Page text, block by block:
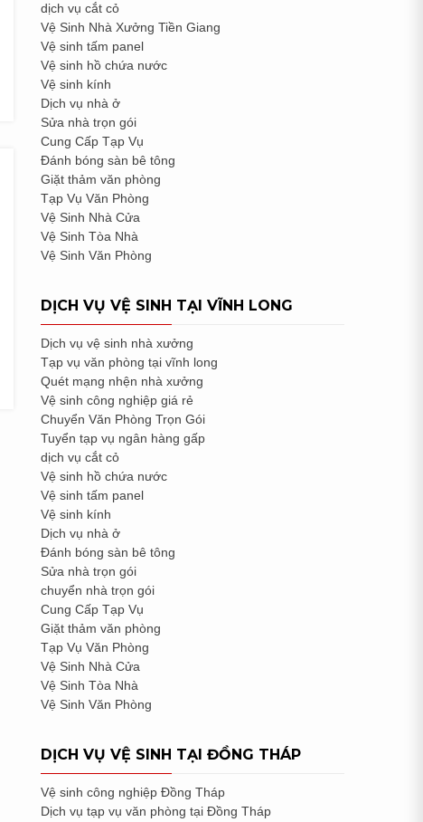
dịch vụ cắt cỏ
Vệ Sinh Nhà Xưởng Tiền Giang
Vệ sinh tấm panel
Vệ sinh hồ chứa nước
Vệ sinh kính
Dịch vụ nhà ở
Sửa nhà trọn gói
Cung Cấp Tạp Vụ
Đánh bóng sàn bê tông
Giặt thảm văn phòng
Tạp Vụ Văn Phòng
Vệ Sinh Nhà Cửa
Vệ Sinh Tòa Nhà
Vệ Sinh Văn Phòng
DỊCH VỤ VỆ SINH TẠI VĨNH LONG
Dịch vụ vệ sinh nhà xưởng
Tạp vụ văn phòng tại vĩnh long
Quét mạng nhện nhà xưởng
Vệ sinh công nghiệp giá rẻ
Chuyển Văn Phòng Trọn Gói
Tuyển tạp vụ ngân hàng gấp
dịch vụ cắt cỏ
Vệ sinh hồ chứa nước
Vệ sinh tấm panel
Vệ sinh kính
Dịch vụ nhà ở
Đánh bóng sàn bê tông
Sửa nhà trọn gói
chuyển nhà trọn gói
Cung Cấp Tạp Vụ
Giặt thảm văn phòng
Tạp Vụ Văn Phòng
Vệ Sinh Nhà Cửa
Vệ Sinh Tòa Nhà
Vệ Sinh Văn Phòng
DỊCH VỤ VỆ SINH TẠI ĐỒNG THÁP
Vệ sinh công nghiệp Đồng Tháp
Dịch vụ tạp vụ văn phòng tại Đồng Tháp